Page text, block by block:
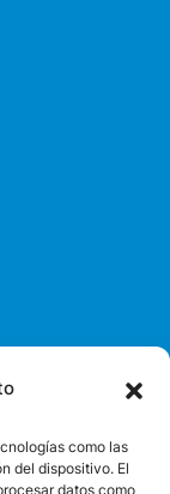
como las
del dispositivo. El
datos como